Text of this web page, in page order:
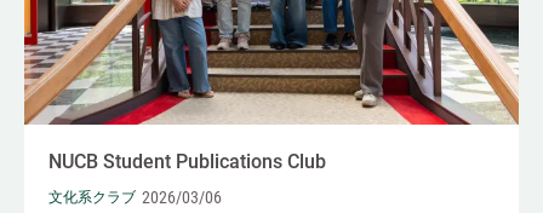
NUCB Student Publications Club
文化系クラブ 2026/03/06